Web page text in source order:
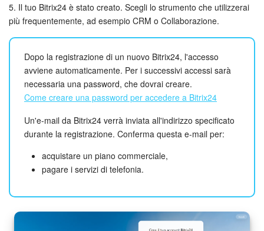
Analisi CRM
Generatore BI
Bitrix24 Market
Siti e store
Online store
Dipendenti
Firma elettronica
5. Il tuo Bitrix24 è stato creato. Scegli lo strumento che utilizzerai
più frequentemente, ad esempio CRM o Collaborazione.
Dopo la registrazione di un nuovo Bitrix24, l'accesso
avviene automaticamente. Per i successivi accessi sarà
necessaria una password, che dovrai creare.
Come creare una password per accedere a Bitrix24
Un'e-mail da Bitrix24 verrà inviata all'indirizzo specificato
durante la registrazione. Conferma questa e-mail per:
acquistare un piano commerciale,
pagare i servizi di telefonia.